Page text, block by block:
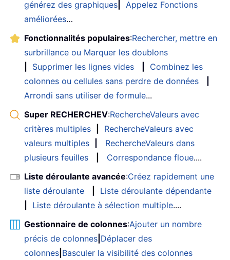
générez des graphiques
Appelez Fonctions
améliorées…
Fonctionnalités populaires:Rechercher, mettre en
surbrillance ou Marquer les doublons
Supprimer les lignes vides
Combinez les
colonnes ou cellules sans perdre de données
Arrondi sans utiliser de formule...
Super RECHERCHEV:RechercheValeurs avec
critères multiples
RechercheValeurs avec
valeurs multiples
RechercheValeurs dans
plusieurs feuilles
Correspondance floue....
Liste déroulante avancée:Créez rapidement une
liste déroulante
Liste déroulante dépendante
Liste déroulante à sélection multiple....
Gestionnaire de colonnes:Ajouter un nombre
précis de colonnes Déplacer des
colonnes Basculer la visibilité des colonnes